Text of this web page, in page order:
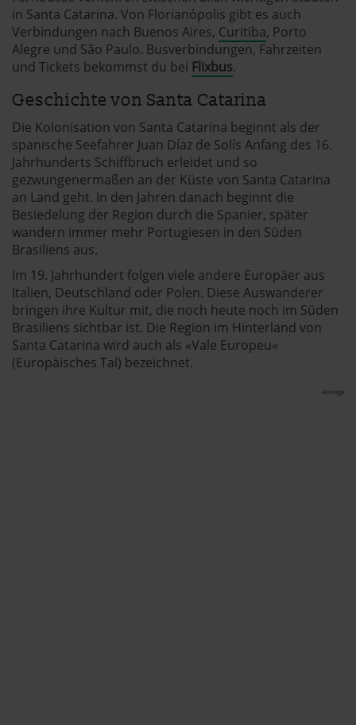
in Santa Catarina. Von Florianópolis gibt es auch
Verbindungen nach Buenos Aires, Curitiba, Porto
Alegre und São Paulo. Busverbindungen, Fahrzeiten
und Tickets bekommst du bei Flixbus.
Geschichte von Santa Catarina
Die Kolonisation von Santa Catarina beginnt als der
spanische Seefahrer Juan Díaz de Solís Anfang des 16.
Jahrhunderts Schiffbruch erleidet und so
gezwungenermaßen an der Küste von Santa Catarina
an Land geht. In den Jahren danach beginnt die
Besiedelung der Region durch die Spanier, später
wandern immer mehr Portugiesen in den Süden
Brasiliens aus.
Im 19. Jahrhundert folgen viele andere Europäer aus
Italien, Deutschland oder Polen. Diese Auswanderer
bringen ihre Kultur mit, die noch heute noch im Süden
Brasiliens sichtbar ist. Die Region im Hinterland von
Santa Catarina wird auch als «Vale Europeu«
(Europäisches Tal) bezeichnet.
Anzeige